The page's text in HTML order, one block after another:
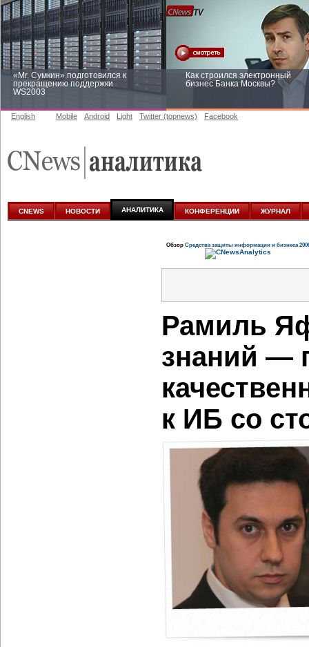
«Mr. Сумкин» подготовился к
прекращению поддержки
WS2003
Как строился электронный
бизнес Банка Москвы?
аналитике
English Mobile Android Light Twitter (topnews) Facebook
CNEWS НОВОСТИ АНАЛИТИКА КОНФЕРЕНЦИИ ЖУРНАЛ
Обзор Средства защиты информации и бизнеса
Рамиль
знаний —
к ИБ со